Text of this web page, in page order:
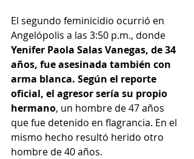
El segundo feminicidio ocurrió en
Angelópolis a las 3:50 p.m., donde
Yenifer Paola Salas Vanegas, de 34
años, fue asesinada también con
arma blanca. Según el reporte
oficial, el agresor sería su propio
hermano, un hombre de 47 años
que fue detenido en flagrancia. En el
mismo hecho resultó herido otro
hombre de 40 años.